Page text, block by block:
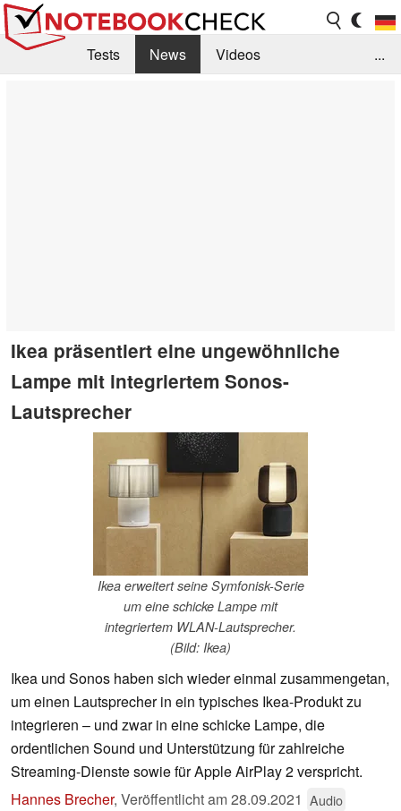
Tests News
Videos
...
Ikea präsentiert eine ungewöhnliche
Lampe mit integriertem Sonos-
Lautsprecher
Ikea erweitert seine Symfonisk-Serie
um eine schicke Lampe mit
integriertem WLAN-Lautsprecher.
(Bild: Ikea)
Ikea und Sonos haben sich wieder einmal zusammengetan,
um einen Lautsprecher in ein typisches Ikea-Produkt zu
integrieren – und zwar in eine schicke Lampe, die
ordentlichen Sound und Unterstützung für zahlreiche
Streaming-Dienste sowie für Apple AirPlay 2 verspricht.
Hannes Brecher, Veröffentlicht am28.09.2021 Audio